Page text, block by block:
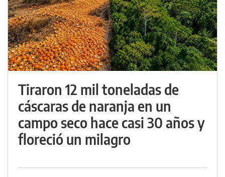
Tiraron 12 mil toneladas de
cáscaras de naranja en un
campo seco hace casi 30 años y
floreció un milagro